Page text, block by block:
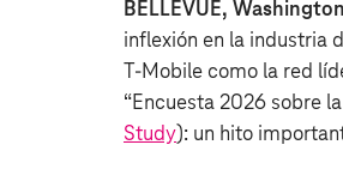
BELLEVUE,
inflexión en la industria
T‑Mobile como la red
“Encuesta 2026 sobre
Study): un hito